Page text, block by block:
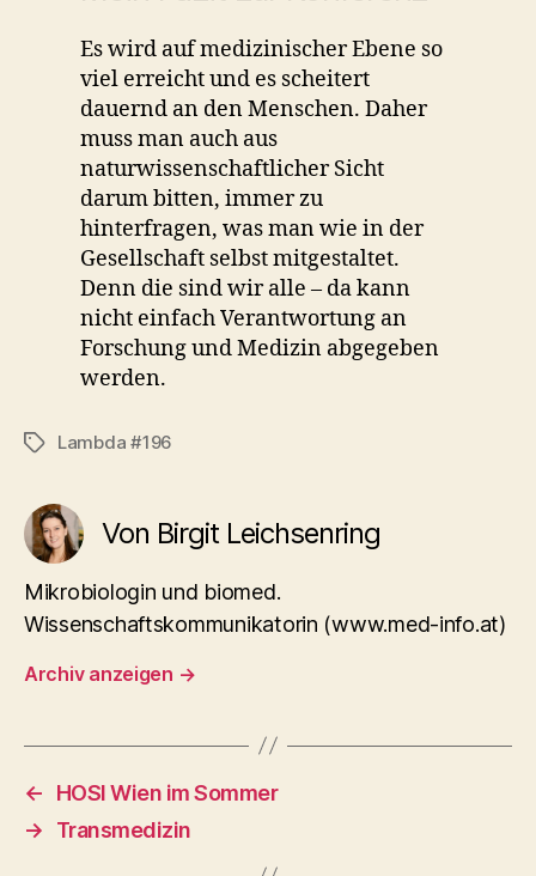
Es wird auf medizinischer Ebene so
viel erreicht und es scheitert
dauernd an den Menschen. Daher
muss man auch aus
naturwissenschaftlicher Sicht
darum bitten, immer zu
hinterfragen, was man wie in der
Gesellschaft selbst mitgestaltet.
Denn die sind wir alle – da kann
nicht einfach Verantwortung an
Forschung und Medizin abgegeben
werden.
Schlagwörter
Lambda #196
Von Birgit Leichsenring
Mikrobiologin und biomed.
Wissenschaftskommunikatorin (www.med-info.at)
Archiv anzeigen →
←
HOSI Wien im Sommer
→
Transmedizin